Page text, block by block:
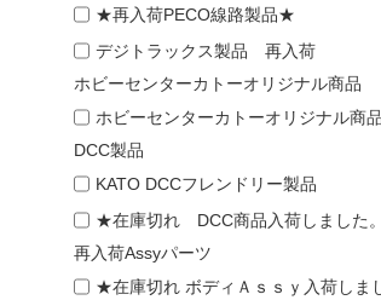
★再入荷PECO線路製品★
デジトラックス製品 再入荷
ホビーセンターカトーオリジナル商品
ホビーセンターカトーオリジナル商品
DCC製品
KATO DCCフレンドリー製品
★在庫切れ DCC商品入荷しました
再入荷Assyパーツ
★在庫切れ ボディＡｓｓｙ入荷しま